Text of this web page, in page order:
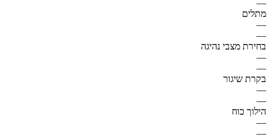
—
מתלים
—
—
בחירת מצבי נהיגה
—
—
בקרת שיגור
—
—
הילוך כוח
—
—